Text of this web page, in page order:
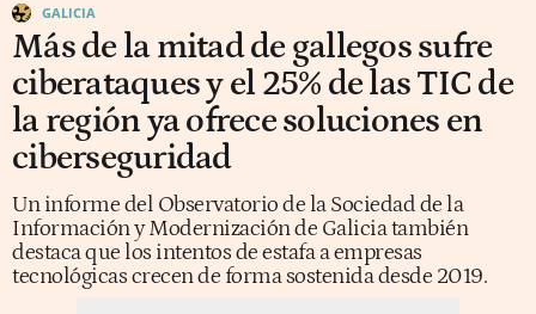
GALICIA
Más de la mitad de gallegos sufre
ciberataques y el 25% de las TIC de
la región ya ofrece soluciones en
ciberseguridad
Un informe del Observatorio de la Sociedad de la
Información y Modernización de Galicia también
destaca que los intentos de estafa a empresas
tecnológicas crecen de forma sostenida desde 2019.